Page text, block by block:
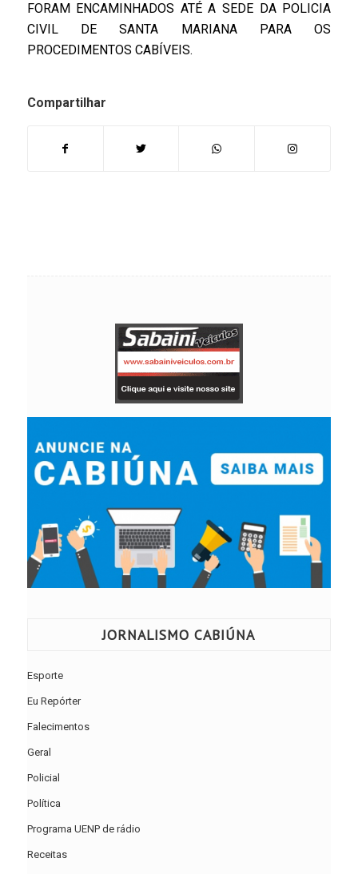
FORAM ENCAMINHADOS ATÉ A SEDE DA POLICIA
CIVIL DE SANTA MARIANA PARA OS
PROCEDIMENTOS CABÍVEIS.
Compartilhar
JORNALISMO CABIÚNA
Esporte
Eu Repórter
Falecimentos
Geral
Policial
Política
Programa UENP de rádio
Receitas